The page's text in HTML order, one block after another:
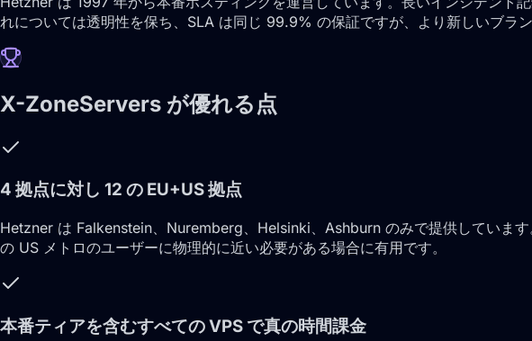
れについては透明性を保ち、SLA は同じ 99.9% の保証ですが、より新しいブラン
X-ZoneServers が優れる点
4 拠点に対し 12 の EU+US 拠点
Hetzner は Falkenstein、Nuremberg、Helsinki、Ashburn のみで提供していま
の US メトロのユーザーに物理的に近い必要がある場合に有用です。
本番ティアを含むすべての VPS で真の時間課金